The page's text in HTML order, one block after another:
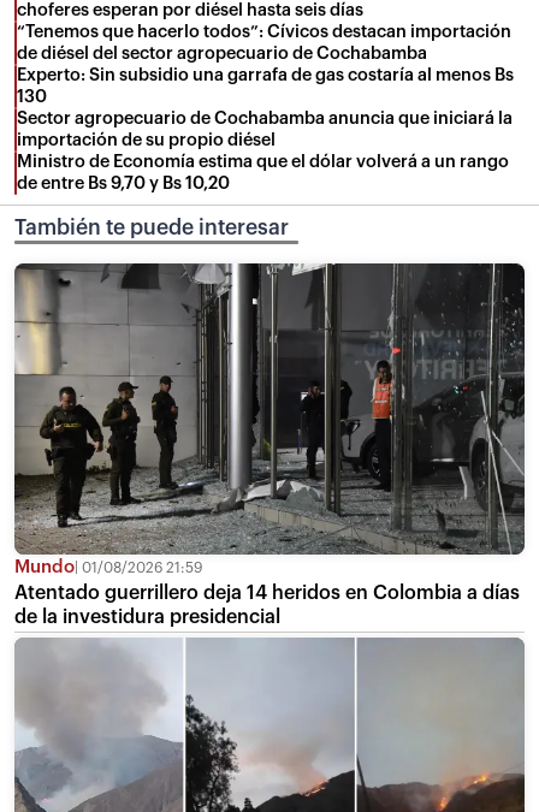
choferes esperan por diésel hasta seis días
“Tenemos que hacerlo todos”: Cívicos destacan importación
de diésel del sector agropecuario de Cochabamba
Experto: Sin subsidio una garrafa de gas costaría al menos Bs
130
Sector agropecuario de Cochabamba anuncia que iniciará la
importación de su propio diésel
Ministro de Economía estima que el dólar volverá a un rango
de entre Bs 9,70 y Bs 10,20
También te puede interesar
Mundo 01/08/2026 21:59
Atentado guerrillero deja 14 heridos en Colombia a días
de la investidura presidencial